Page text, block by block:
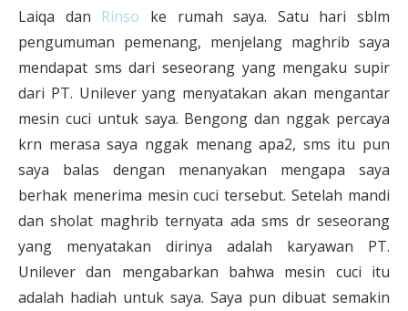
Laiqa dan Rinso ke rumah saya. Satu hari sblm
pengumuman pemenang, menjelang maghrib saya
mendapat sms dari seseorang yang mengaku supir
dari PT. Unilever yang menyatakan akan mengantar
mesin cuci untuk saya. Bengong dan nggak percaya
krn merasa saya nggak menang apa2, sms itu pun
saya balas dengan menanyakan mengapa saya
berhak menerima mesin cuci tersebut. Setelah mandi
dan sholat maghrib ternyata ada sms dr seseorang
yang menyatakan dirinya adalah karyawan PT.
Unilever dan mengabarkan bahwa mesin cuci itu
adalah hadiah untuk saya. Saya pun dibuat semakin